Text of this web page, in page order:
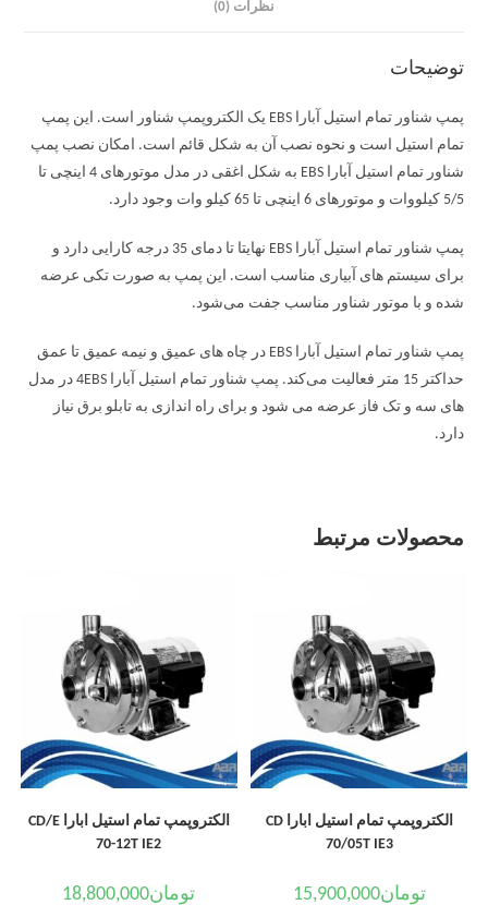
نظرات (0)
توضیحات
پمپ شناور تمام استیل آبارا EBS یک الکتروپمپ شناور است. این پمپ
تمام استیل است و نحوه نصب آن به شکل قائم است. امکان نصب پمپ
شناور تمام استیل آبارا EBS به شکل اغقی در مدل موتورهای 4 اینچی تا
5/5 کیلووات و موتورهای 6 اینچی تا 65 کیلو وات وجود دارد.
پمپ شناور تمام استیل آبارا EBS نهایتا تا دمای 35 درجه کارایی دارد و
برای سیستم های آبیاری مناسب است. این پمپ به صورت تکی عرضه
شده و با موتور شناور مناسب جفت می‌شود.
پمپ شناور تمام استیل آبارا EBS در چاه های عمیق و نیمه عمیق تا عمق
حداکتر 15 متر فعالیت می‌کند. پمپ شناور تمام استیل آبارا 4EBS در مدل
های سه و تک فاز عرضه می شود و برای راه اندازی به تابلو برق نیاز
دارد.
محصولات مرتبط
الکتروپمپ تمام استیل ابارا CD
70/05T IE3
تومان15,900,000
الکتروپمپ تمام استیل ابارا CD/E
70-12T IE2
تومان18,800,000